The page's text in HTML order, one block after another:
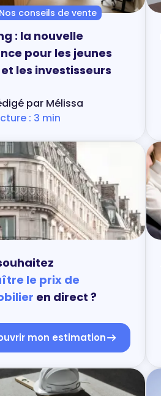
Nos conseils de vente
: la nouvelle
pour les jeunes
les investisseurs
par Mélissa
: 3 min
le prix de
en direct ?
mon estimation